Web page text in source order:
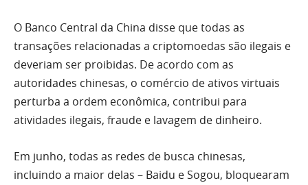
O Banco Central da China disse que todas as
transações relacionadas a criptomoedas são ilegais e
deveriam ser proibidas. De acordo com as
autoridades chinesas, o comércio de ativos virtuais
perturba a ordem econômica, contribui para
atividades ilegais, fraude e lavagem de dinheiro.
Em junho, todas as redes de busca chinesas,
incluindo a maior delas – Baidu e Sogou, bloquearam